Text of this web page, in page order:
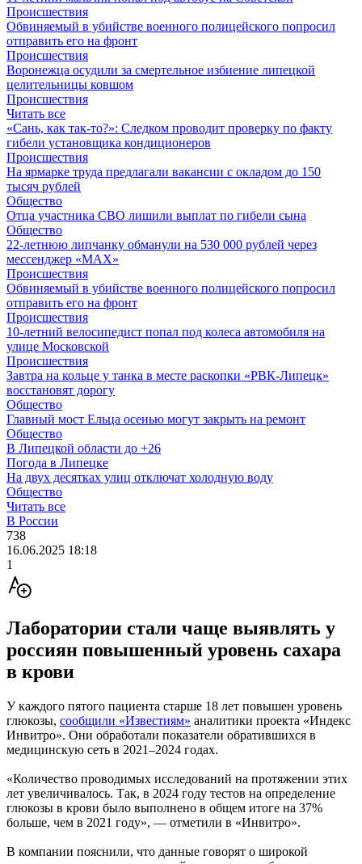
Происшествия
Обвиняемый в убийстве военного полицейского попросил
отправить его на фронт
Происшествия
Воронежца осудили за смертельное избиение липецкой
целительницы ковшом
Происшествия
Читать все
«Сань, как так-то?»: Следком проводит проверку по факту
гибели установщика кондиционеров
Происшествия
На ярмарке труда предлагали вакансии с окладом до 150
тысяч рублей
Общество
Отца участника СВО лишили выплат по гибели сына
Общество
22-летнюю липчанку обманули на 530 000 рублей через
мессенджер «MAX»
Происшествия
Обвиняемый в убийстве военного полицейского попросил
отправить его на фронт
Происшествия
10-летний велосипедист попал под колеса автомобиля на
улице Московской
Происшествия
Завтра на кольце у танка в месте раскопки «РВК-Липецк»
восстановят дорогу
Общество
Главный мост Ельца осенью могут закрыть на ремонт
Общество
В Липецкой области до +26
Погода в Липецке
На двух десятках улиц отключат холодную воду
Общество
Читать все
В России
738
16.06.2025 18:18
1
Лаборатории стали чаще выявлять у
россиян повышенный уровень сахара
в крови
У каждого пятого пациента старше 18 лет повышен уровень
глюкозы, сообщили «Известиям» аналитики проекта «Индекс
Инвитро». Они обработали показатели обратившихся в
медицинскую сеть в 2021–2024 годах.
«Количество проводимых исследований на протяжении этих
лет увеличивалось. Так, в 2024 году тестов на определение
глюкозы в крови было выполнено в общем итоге на 37%
больше, чем в 2021 году», — отметили в «Инвитро».
В компании пояснили, что данные говорят о широкой